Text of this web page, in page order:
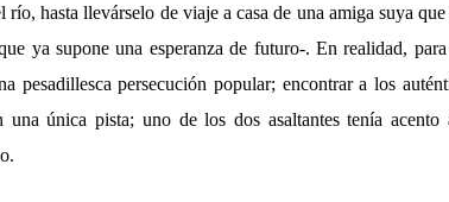
hasta llevárselo de viaje a casa de una amiga suya que
ya supone una esperanza de futuro-. En realidad,
pesadillesca persecución popular; encontrar a los
única pista; uno de los dos asaltantes tenía acento